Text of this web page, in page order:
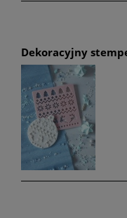
Dekoracyjny